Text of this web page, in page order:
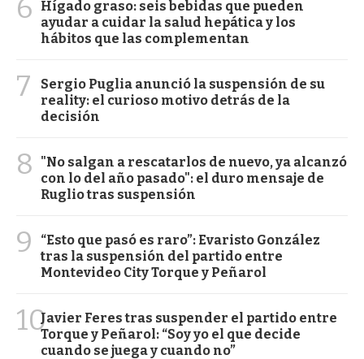
6
Hígado graso: seis bebidas que pueden
ayudar a cuidar la salud hepática y los
hábitos que las complementan
7
Sergio Puglia anunció la suspensión de su
reality: el curioso motivo detrás de la
decisión
8
"No salgan a rescatarlos de nuevo, ya alcanzó
con lo del año pasado": el duro mensaje de
Ruglio tras suspensión
9
“Esto que pasó es raro”: Evaristo González
tras la suspensión del partido entre
Montevideo City Torque y Peñarol
10Javier Feres tras suspender el partido entre
Torque y Peñarol: “Soy yo el que decide
cuando se juega y cuando no”